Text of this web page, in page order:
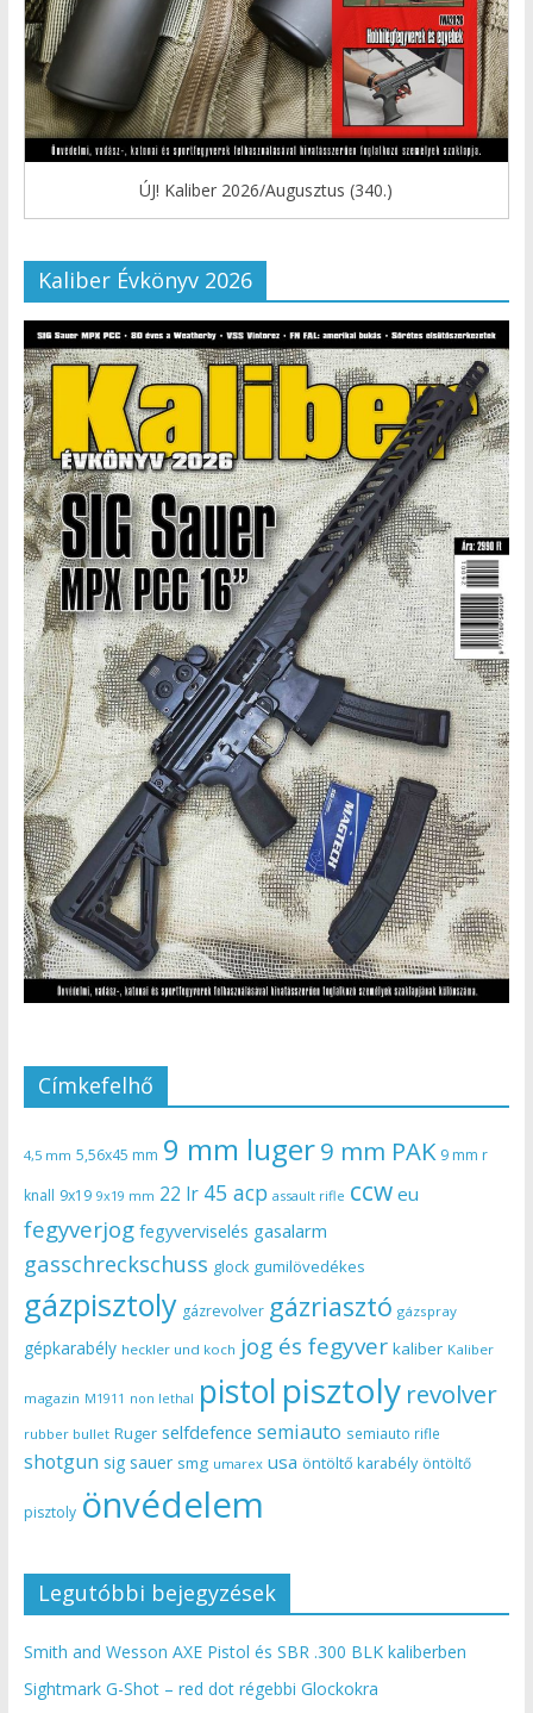
ÚJ! Kaliber 2026/Augusztus (340.)
Kaliber Évkönyv 2026
Címkefelhő
4,5 mm 5,56x45 mm 9 mm luger9 mm PAK 9 mm r
knall 9x19 9x19 mm 22 lr 45 acp assault rifle ccw eu
fegyverjog fegyverviselés gasalarm
gasschreckschuss glock gumilövedékes
gázpisztoly gázrevolver gázriasztó gázspray
gépkarabély heckler und koch jog és fegyver kaliber Kaliber
magazin M1911 non lethal pistol pisztoly revolver
rubber bullet Ruger selfdefence semiauto semiauto rifle
shotgun sig sauer smg umarex usa öntöltő karabély öntöltő
pisztoly önvédelem
Legutóbbi bejegyzések
Smith and Wesson AXE Pistol és SBR .300 BLK kaliberben
Sightmark G-Shot – red dot régebbi Glockokra